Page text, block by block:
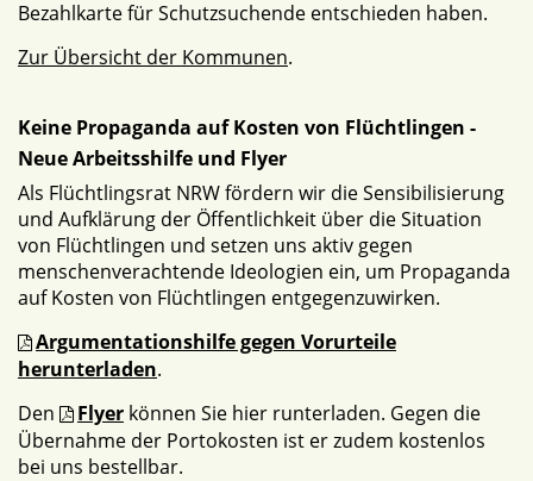
Bezahlkarte für Schutzsuchende entschieden haben.
Zur Übersicht der Kommunen.
Keine Propaganda auf Kosten von Flüchtlingen -
Neue Arbeitsshilfe und Flyer
Als Flüchtlingsrat NRW fördern wir die Sensibilisierung
und Aufklärung der Öffentlichkeit über die Situation
von Flüchtlingen und setzen uns aktiv gegen
menschenverachtende Ideologien ein, um Propaganda
auf Kosten von Flüchtlingen entgegenzuwirken.
Argumentationshilfe gegen Vorurteile
herunterladen.
Den
Flyer können Sie hier runterladen. Gegen die
Übernahme der Portokosten ist er zudem kostenlos
bei uns bestellbar.